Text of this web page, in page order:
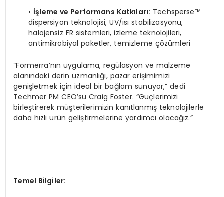
• İşleme ve Performans Katkıları: Techsperse™
dispersiyon teknolojisi, UV/ısı stabilizasyonu,
halojensiz FR sistemleri, izleme teknolojileri,
antimikrobiyal paketler, temizleme çözümleri
“Formerra’nın uygulama, regülasyon ve malzeme
alanındaki derin uzmanlığı, pazar erişimimizi
genişletmek için ideal bir bağlam sunuyor,” dedi
Techmer PM CEO’su Craig Foster. “Güçlerimizi
birleştirerek müşterilerimizin kanıtlanmış teknolojilerle
daha hızlı ürün geliştirmelerine yardımcı olacağız.”
Temel Bilgiler: